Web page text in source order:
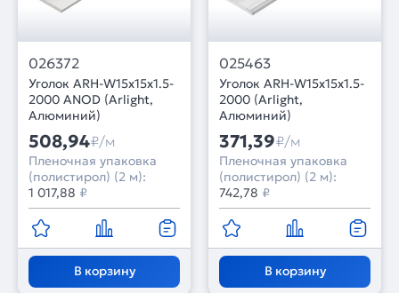
026372
Уголок ARH-W15x15x1.5-
2000 ANOD (Arlight,
Алюминий)
508,94₽/м
Пленочная упаковка
(полистирол) (2 м):
1 017,88 ₽
В корзину
025463
Уголок ARH-W15x15x1.5-
2000 (Arlight,
Алюминий)
371,39₽/м
Пленочная упаковка
(полистирол) (2 м):
742,78 ₽
В корзину